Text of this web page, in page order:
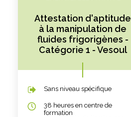
Attestation d'aptitude
à la manipulation de
fluides frigorigènes -
Catégorie 1 - Vesoul
Sans niveau spécifique
38 heures en centre de
formation